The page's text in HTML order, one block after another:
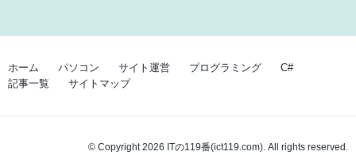
ホーム パソコン サイト運営 プログラミング
C#
記事一覧
サイトマップ
© Copyright 2026 ITの119番(ict119.com). All rights reserved.